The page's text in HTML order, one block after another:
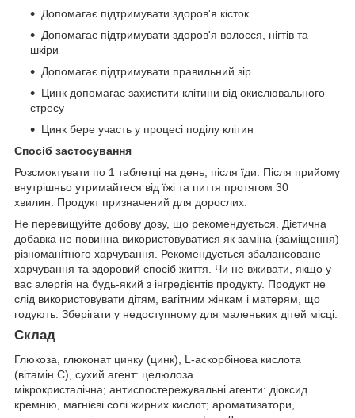
Допомагає підтримувати здоров'я кісток
Допомагає підтримувати здоров'я волосся, нігтів та
шкіри
Допомагає підтримувати правильний зір
Цинк допомагає захистити клітини від окислювального
стресу
Цинк бере участь у процесі поділу клітин
Спосіб застосування
Розсмоктувати по 1 таблетці на день, після їди. Після прийому
внутрішньо утримайтеся від їжі та пиття протягом 30
хвилин. Продукт призначений для дорослих.
Не перевищуйте добову дозу, що рекомендується. Дієтична
добавка не повинна використовуватися як заміна (заміщення)
різноманітного харчування. Рекомендується збалансоване
харчування та здоровий спосіб життя. Чи не вживати, якщо у
вас алергія на будь-який з інгредієнтів продукту. Продукт не
слід використовувати дітям, вагітним жінкам і матерям, що
годують. Зберігати у недоступному для маленьких дітей місці.
Склад
Глюкоза, глюконат цинку (цинк), L-аскорбінова кислота
(вітамін С), сухий агент: целюлоза
мікрокристалічна; антиспостережувальні агенти: діоксид
кремнію, магнієві солі жирних кислот; ароматизатори,